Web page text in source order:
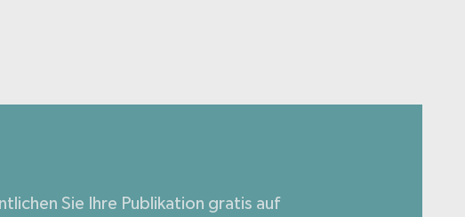
Sie Ihre Publikation gratis auf